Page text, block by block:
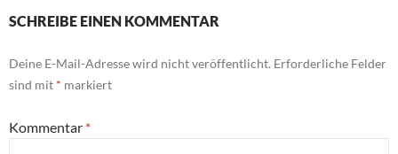
SCHREIBE EINEN KOMMENTAR
Deine E-Mail-Adresse wird nicht veröffentlicht. Erforderliche Felder
sind mit * markiert
Kommentar *